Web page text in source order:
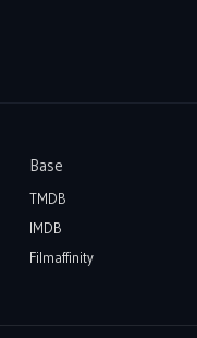
Base
TMDB
IMDB
Filmaffinity